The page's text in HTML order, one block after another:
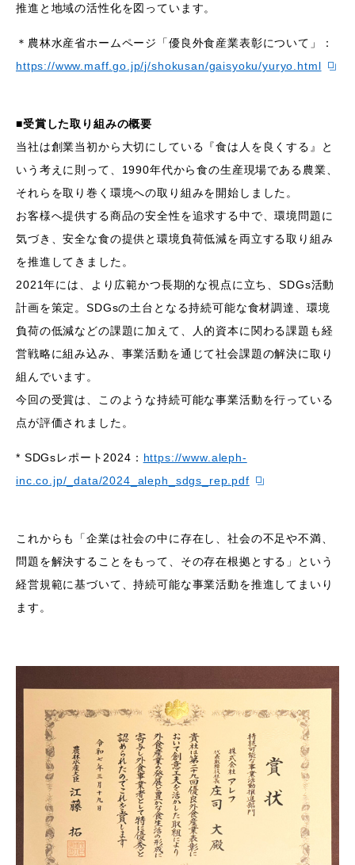
推進と地域の活性化を図っています。
＊農林水産省ホームページ「優良外食産業表彰について」：
https://www.maff.go.jp/j/shokusan/gaisyoku/yuryo.html
■受賞した取り組みの概要
当社は創業当初から大切にしている『食は人を良くする』と
いう考えに則って、1990年代から食の生産現場である農業、
それらを取り巻く環境への取り組みを開始しました。
お客様へ提供する商品の安全性を追求する中で、環境問題に
気づき、安全な食の提供と環境負荷低減を両立する取り組み
を推進してきました。
2021年には、より広範かつ長期的な視点に立ち、SDGs活動
計画を策定。SDGsの土台となる持続可能な食材調達、環境
負荷の低減などの課題に加えて、人的資本に関わる課題も経
営戦略に組み込み、事業活動を通じて社会課題の解決に取り
組んでいます。
今回の受賞は、このような持続可能な事業活動を行っている
点が評価されました。
* SDGsレポート2024： https://www.aleph-
inc.co.jp/_data/2024_aleph_sdgs_rep.pdf
これからも「企業は社会の中に存在し、社会の不足や不満、
問題を解決することをもって、その存在根拠とする」という
経営規範に基づいて、持続可能な事業活動を推進してまいり
ます。